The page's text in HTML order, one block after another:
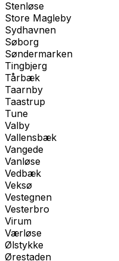
Stenløse
Store Magleby
Sydhavnen
Søborg
Søndermarken
Tingbjerg
Tårbæk
Taarnby
Taastrup
Tune
Valby
Vallensbæk
Vangede
Vanløse
Vedbæk
Veksø
Vestegnen
Vesterbro
Virum
Værløse
Ølstykke
Ørestaden